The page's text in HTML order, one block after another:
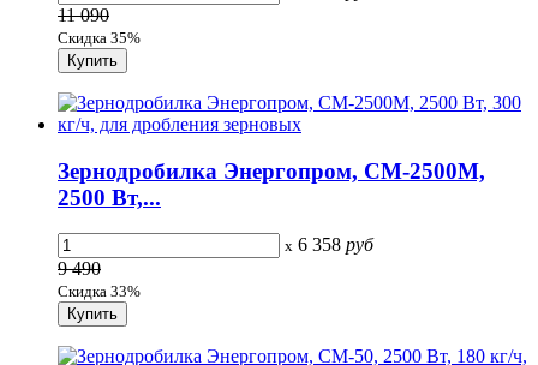
11 090
Скидка 35%
Зернодробилка Энергопром, CM-2500М,
2500 Вт,...
x 6 358 руб
9 490
Скидка 33%